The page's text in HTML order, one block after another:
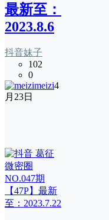
最新至：
2023.8.6
抖音妹子
102
0
meizi4
月23日